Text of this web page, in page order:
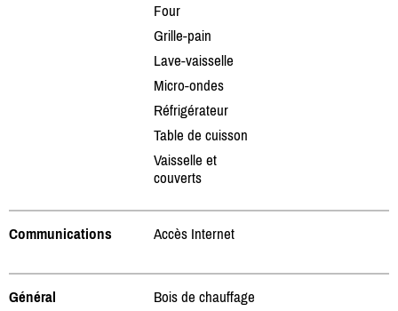
Four
Grille-pain
Lave-vaisselle
Micro-ondes
Réfrigérateur
Table de cuisson
Vaisselle et
couverts
Communications Accès Internet
Général
Bois de chauffage